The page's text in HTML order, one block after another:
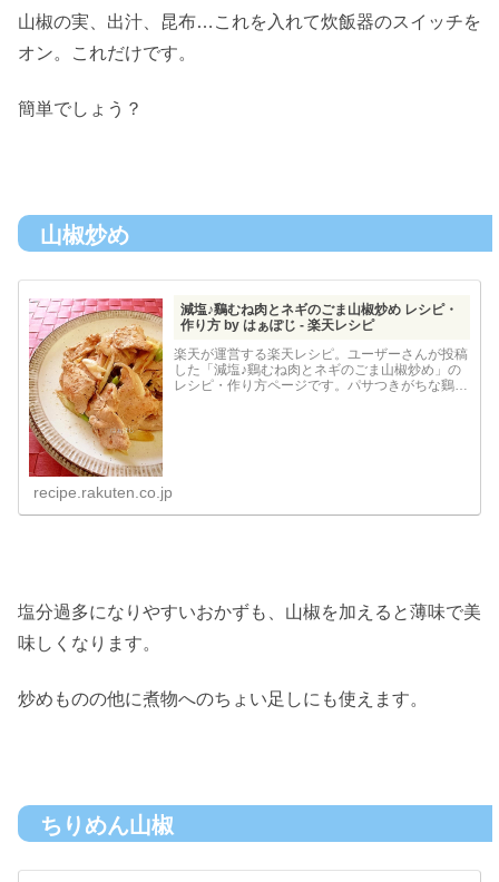
山椒の実、出汁、昆布…これを入れて炊飯器のスイッチを
オン。これだけです。
簡単でしょう？
山椒炒め
減塩♪鷄むね肉とネギのごま山椒炒め レシピ・
作り方 by はぁぽじ - 楽天レシピ
楽天が運営する楽天レシピ。ユーザーさんが投稿
した「減塩♪鷄むね肉とネギのごま山椒炒め」の
レシピ・作り方ページです。パサつきがちな鷄む
recipe.rakuten.co.jp
塩分過多になりやすいおかずも、山椒を加えると薄味で美
味しくなります。
炒めものの他に煮物へのちょい足しにも使えます。
ちりめん山椒